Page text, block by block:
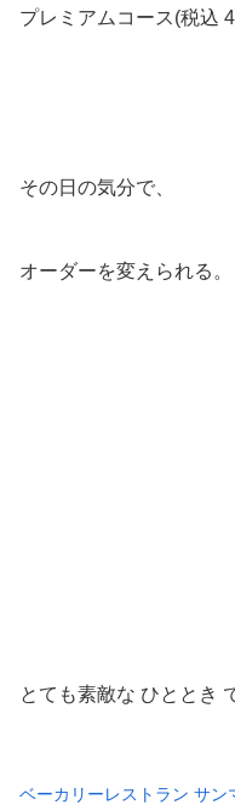
プレミアムコース(税込
その日の気分で、
オーダーを変えられる。
とても素敵な ひととき
ベーカリーレストラン サン